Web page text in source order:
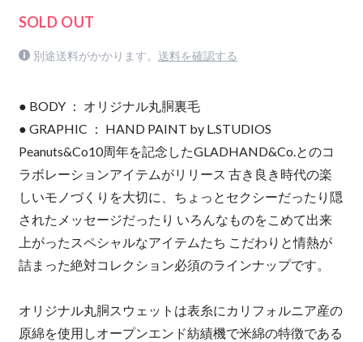
SOLD OUT
別途送料がかかります。 送料を確認する
● BODY ： オリジナル丸胴裏毛
● GRAPHIC ： HAND PAINT by L.STUDIOS
Peanuts&Co10周年を記念したGLADHAND&Co.とのコ
ラボレーションアイテムがリリース 古き良き時代の楽
しいモノづくりを大切に、ちょっとセクシーだったり隠
されたメッセージだったり いろんなものをこめて出来
上がったスペシャルなアイテムたち こだわりと情熱が
詰まった絶対コレクション必須のラインナップです。
オリジナル丸胴スウェットは表糸にカリフォルニア産の
原綿を使用しオープンエンド紡績機で米綿の特徴である